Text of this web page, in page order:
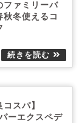
ファミリーバ
秋冬使えるコ
コスパ】
ーエクスペデ